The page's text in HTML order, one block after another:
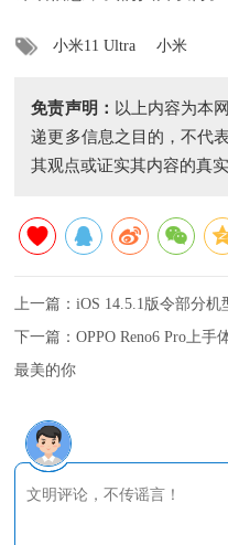
小米11 Ultra 小米
免责声明： 以上内容为本
递更多信息之目的，不代
其观点或证实其内容的真
上一篇：iOS 14.5.1版令部分
下一篇：OPPO Reno6 Pro上
最美的你